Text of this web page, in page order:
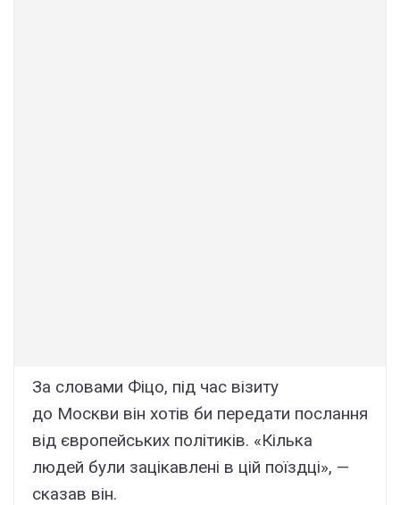
За словами Фіцо, під час візиту
до Москви він хотів би передати послання
від європейських політиків. «Кілька
людей були зацікавлені в цій поїздці», —
сказав він.